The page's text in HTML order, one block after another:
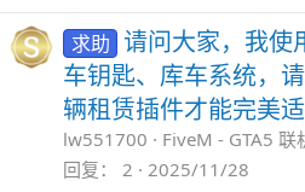
求助 请问大家，我使
车钥匙、库车系统，
辆租赁插件才能完美适
lw551700
FiveM - GTA5 联
回复
2 2025/11/28